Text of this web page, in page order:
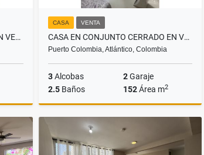
ENCANTADOR APARTAMENTO EN VENTA, SECTOR BELLAVISTA
CASA VENTA
CASA EN CONJUNTO CERRADO EN VENTA. SECTOR VILLA CAMPESTRE
Puerto Colombia, Atlántico, Colombia
3Alcobas 2Garaje
2.5 Baños 152Área m2
Venta
$850.000.000